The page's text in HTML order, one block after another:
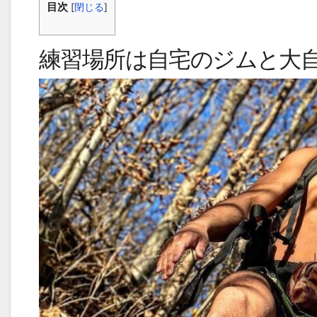
目次 [閉じる]
練習場所は自宅のジムと大